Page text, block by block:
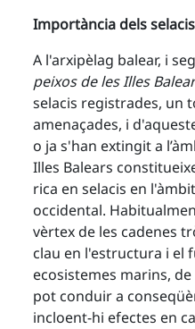
Importància dels selacis
A l'arxipèlag balear, i
peixos de les Illes
selacis registrades, un
amenaçades, i
o ja s'han extingit a
Illes Balears
rica en selacis en
occidental.
vèrtex de les cadenes
clau en l'estructura i el
ecosistemes marins,
pot conduir a
incloent-hi efectes en